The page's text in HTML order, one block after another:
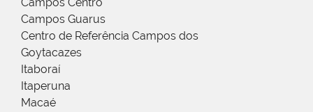
Campos Guarus
Centro de Referência Campos dos
Goytacazes
Itaboraí
Itaperuna
Macaé